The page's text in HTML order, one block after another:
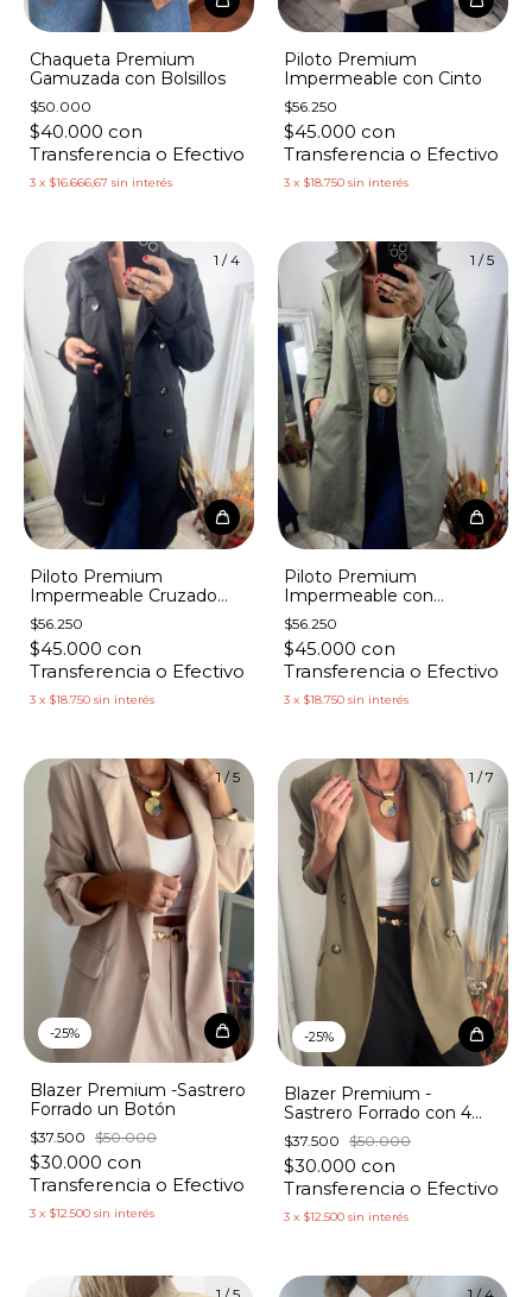
Chaqueta Premium
Gamuzada con Bolsillos
$50.000
$40.000 con
Transferencia o Efectivo
3 x $16.666,67 sin interés
Piloto Premium
Impermeable con Cinto
$56.250
$45.000 con
Transferencia o Efectivo
3 x $18.750 sin interés
1 /4
Piloto Premium
Impermeable Cruzado
con Cinto
$56.250
$45.000 con
Transferencia o Efectivo
3 x $18.750 sin interés
1 /5
Piloto Premium
Impermeable con
Capucha Botones
Broches
$56.250
$45.000 con
Transferencia o Efectivo
3 x $18.750 sin interés
1/5
-25%
Blazer Premium -Sastrero
Forrado un Botón
$37.500 $50.000
$30.000 con
Transferencia o Efectivo
3 x $12.500 sin interés
1 /7
-25%
Blazer Premium -
Sastrero Forrado con 4
Botones
$37.500 $50.000
$30.000 con
Transferencia o Efectivo
3 x $12.500 sin interés